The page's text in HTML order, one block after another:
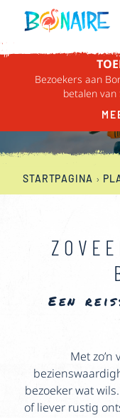
DOORGAAN NAAR
Bezoekers aan
betalen van
STARTPAGINA ›
Een
Met
bezoeker wat
of liever rustig